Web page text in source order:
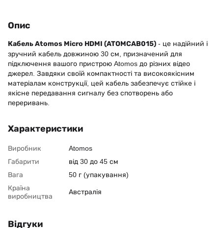
Опис
Кабель Atomos Micro HDMI (ATOMCAB015) - це надійний і
зручний кабель довжиною 30 см, призначений для
підключення вашого пристрою Atomos до різних відео
джерел. Завдяки своїй компактності та високоякісним
матеріалам конструкції, цей кабель забезпечує стійке і
якісне передавання сигналу без спотворень або
переривань.
Характеристики
Виробник
Atomos
Габарити
від 30 до 45 см
Вага
50 г (упакування)
Країна
виробництва
Австралія
Відгуки